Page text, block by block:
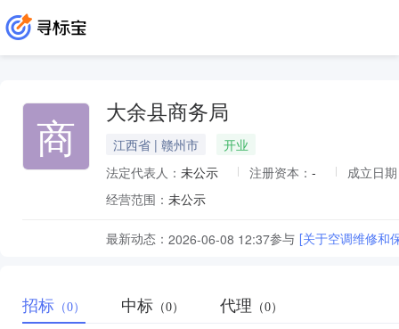
商 大余县商务局
江西省 | 赣州市
开业
法定代表人： 未公示 注册资本： -
成立日
经营范围： 未公示
最新动态： 2026-06-08 12:37参与 [关于空调维修和
招标 （0） 中标 （0） 代理 （0）